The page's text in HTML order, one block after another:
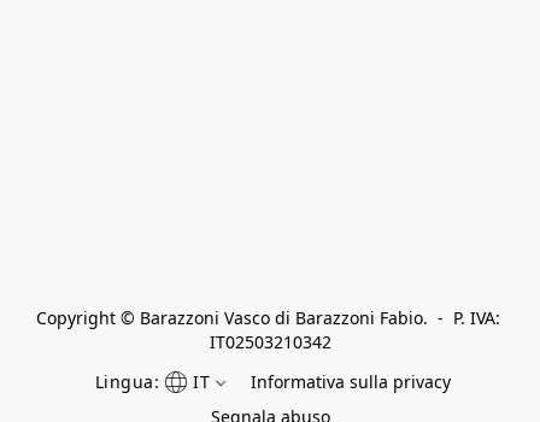
Copyright © Barazzoni Vasco di Barazzoni Fabio.  -  P. IVA:
IT02503210342
Lingua:
IT
Informativa sulla privacy
Segnala abuso